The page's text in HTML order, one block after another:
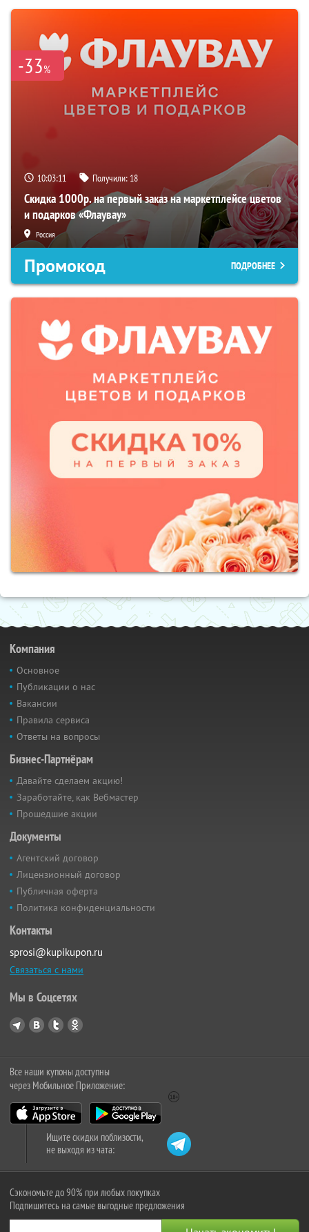
-33%
10:03:10 Получили: 18
Скидка 1000р. на первый заказ на маркетплейсе цветов
и подарков «Флаувау»
Россия
Промокод ПОДРОБНЕЕ
Компания
Основное
Публикации о нас
Вакансии
Правила сервиса
Ответы на вопросы
Бизнес-Партнёрам
Давайте сделаем акцию!
Заработайте, как Вебмастер
Прошедшие акции
Документы
Агентский договор
Лицензионный договор
Публичная оферта
Политика конфиденциальности
Контакты
sprosi@kupikupon.ru
Связаться с нами
Мы в Соцсетях
Все наши купоны доступны
через Мобильное Приложение:
Ищите скидки поблизости,
не выходя из чата:
Сэкономьте до 90% при любых покупках
Подпишитесь на самые выгодные предложения